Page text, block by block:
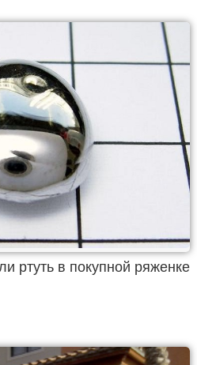
ртуть в покупной ряженке